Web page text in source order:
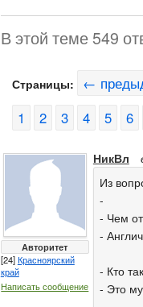
В этой теме 549
Страницы: ←
1
2 3 4 5 6
Авторитет
[24]Красноярский
край
Написать сообщение
НикВл
Из
-
- Чем
-
- Кто
- Это